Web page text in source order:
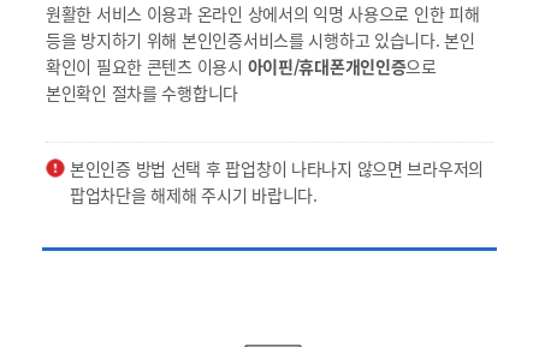
원활한 서비스 이용과 온라인 상에서의 익명 사용으로 인한 피해
등을 방지하기 위해 본인인증서비스를 시행하고 있습니다. 본인
확인이 필요한 콘텐츠 이용시 아이핀/휴대폰개인인증으로
본인확인 절차를 수행합니다
본인인증 방법 선택 후 팝업창이 나타나지 않으면 브라우저의
팝업차단을 해제해 주시기 바랍니다.